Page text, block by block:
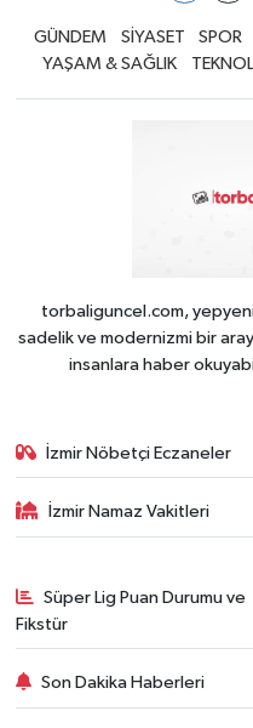
GÜNDEM SİYASET SPOR
YAŞAM & SAĞLIK
torbaliguncel.com,
sadelik ve modernizmi bir
insanlara haber
İzmir Nöbetçi Eczaneler
İzmir Namaz Vakitleri
Süper Lig Puan Durumu ve
Fikstür
Son Dakika Haberleri